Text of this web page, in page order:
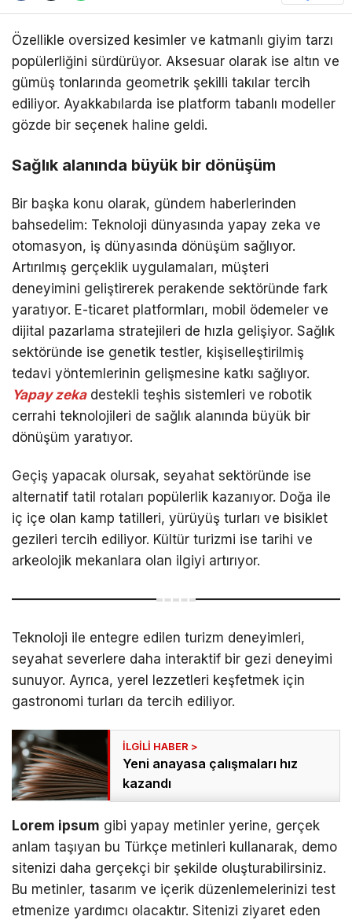
Özellikle oversized kesimler ve katmanlı giyim tarzı
popülerliğini sürdürüyor. Aksesuar olarak ise altın ve
gümüş tonlarında geometrik şekilli takılar tercih
ediliyor. Ayakkabılarda ise platform tabanlı modeller
gözde bir seçenek haline geldi.
Sağlık alanında büyük bir dönüşüm
Bir başka konu olarak, gündem haberlerinden
bahsedelim: Teknoloji dünyasında yapay zeka ve
otomasyon, iş dünyasında dönüşüm sağlıyor.
Artırılmış gerçeklik uygulamaları, müşteri
deneyimini geliştirerek perakende sektöründe fark
yaratıyor. E-ticaret platformları, mobil ödemeler ve
dijital pazarlama stratejileri de hızla gelişiyor. Sağlık
sektöründe ise genetik testler, kişiselleştirilmiş
tedavi yöntemlerinin gelişmesine katkı sağlıyor.
Yapay zekadestekli teşhis sistemleri ve robotik
cerrahi teknolojileri de sağlık alanında büyük bir
dönüşüm yaratıyor.
Geçiş yapacak olursak, seyahat sektöründe ise
alternatif tatil rotaları popülerlik kazanıyor. Doğa ile
iç içe olan kamp tatilleri, yürüyüş turları ve bisiklet
gezileri tercih ediliyor. Kültür turizmi ise tarihi ve
arkeolojik mekanlara olan ilgiyi artırıyor.
Teknoloji ile entegre edilen turizm deneyimleri,
seyahat severlere daha interaktif bir gezi deneyimi
sunuyor. Ayrıca, yerel lezzetleri keşfetmek için
gastronomi turları da tercih ediliyor.
Yeni anayasa çalışmaları hız
kazandı
Lorem ipsum gibi yapay metinler yerine, gerçek
anlam taşıyan bu Türkçe metinleri kullanarak, demo
sitenizi daha gerçekçi bir şekilde oluşturabilirsiniz.
Bu metinler, tasarım ve içerik düzenlemelerinizi test
etmenize yardımcı olacaktır. Sitenizi ziyaret eden